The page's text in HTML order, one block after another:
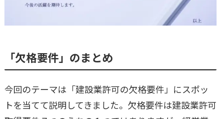
「欠格要件」のまとめ
今回のテーマは「建設業許可の欠格要件」にスポッ
トを当てて説明してきました。欠格要件は建設業許可